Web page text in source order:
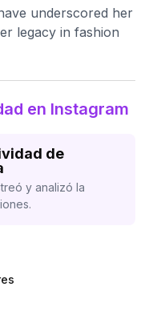
underscored her
legacy in fashion
en Instagram
de
y analizó la